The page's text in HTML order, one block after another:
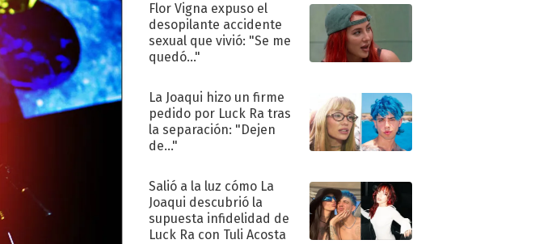
Flor Vigna expuso el
desopilante accidente
sexual que vivió: "Se me
quedó..."
La Joaqui hizo un firme
pedido por Luck Ra tras
la separación: "Dejen
de..."
Salió a la luz cómo La
Joaqui descubrió la
supuesta infidelidad de
Luck Ra con Tuli Acosta